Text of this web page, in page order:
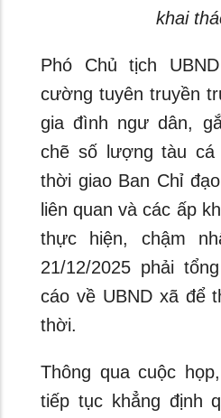
khai
Phó Chủ tịch
cường tuyên truyền
gia đình ngư dân,
chẽ số lượng tàu cá
thời giao Ban Chỉ
liên quan và các ấp
thực hiện, chậm
21/12/2025 phải
cáo về UBND xã để
thời.
Thông qua cuộc
tiếp tục khẳng định